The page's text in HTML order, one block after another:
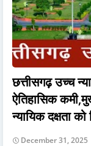
छत्तीसगढ़ उच्च
ऐतिहासिक
न्यायिक दक्षता को
December 31, 2025